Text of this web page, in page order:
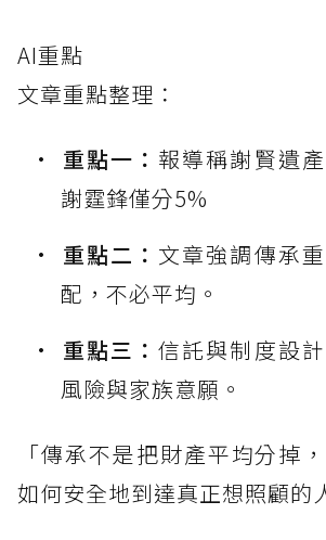
AI重點
文章重點整理：
重點一： 報導稱謝賢遺
謝霆鋒僅分5%
重點二： 文章強調傳承
配，不必平均。
重點三：信託與制度設
風險與家族意願。
「傳承不是把財產平均分掉
如何安全地到達真正想照顧的